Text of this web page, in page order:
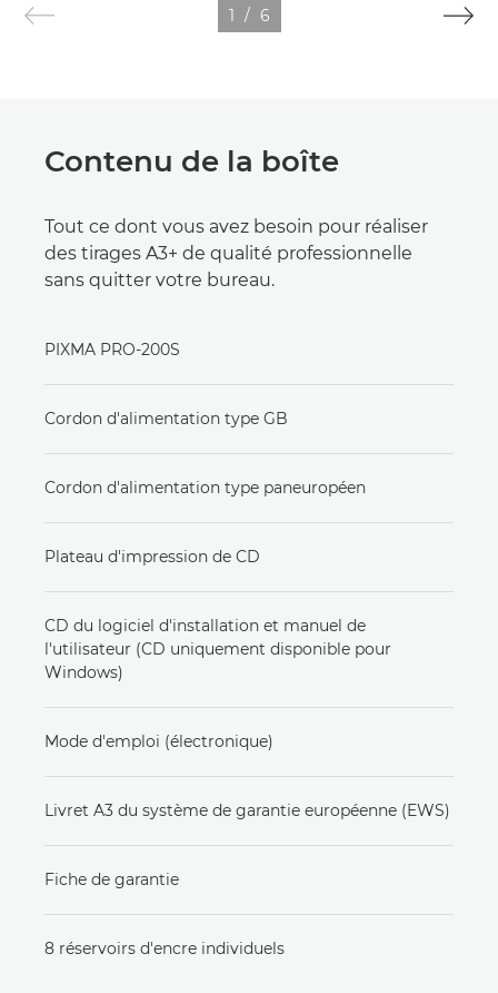
1 / 6
Contenu de la boîte
Tout ce dont vous avez besoin pour réaliser
des tirages A3+ de qualité professionnelle
sans quitter votre bureau.
PIXMA PRO-200S
Cordon d'alimentation type GB
Cordon d'alimentation type paneuropéen
Plateau d'impression de CD
CD du logiciel d'installation et manuel de
l'utilisateur (CD uniquement disponible pour
Windows)
Mode d'emploi (électronique)
Livret A3 du système de garantie européenne (EWS)
Fiche de garantie
8 réservoirs d'encre individuels